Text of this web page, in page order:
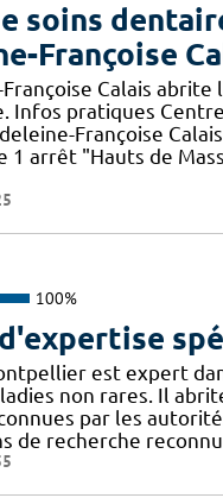
soins
Françoise
Françoise Calais abrite
Infos pratiques
Françoise
1 arrêt "Hauts de
100%
est expert
non rares. Il
par les
de recherche